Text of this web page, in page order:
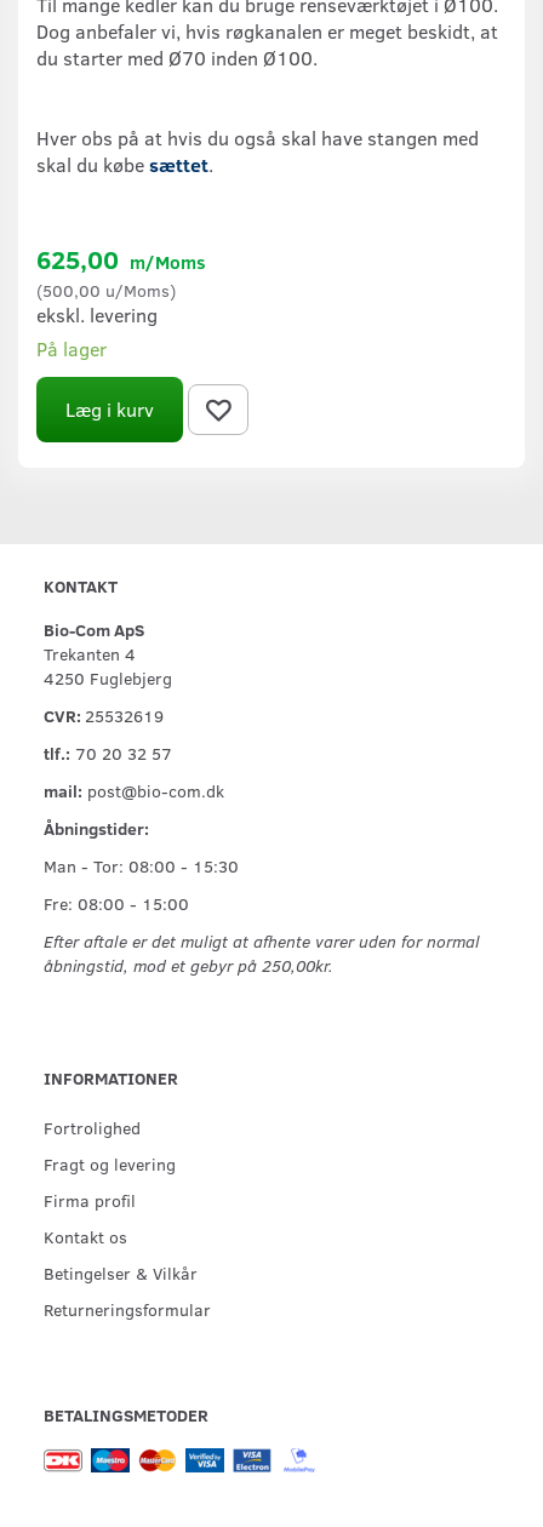
Dog anbefaler vi, hvis røgkanalen er meget beskidt, at
du starter med Ø70 inden Ø100.
Hver obs på at hvis du også skal have stangen med
skal du købesættet.
625,00 m/Moms
(500,00 u/Moms)
ekskl. levering
På lager
Læg i kurv
KONTAKT
Bio-Com ApS
Trekanten 4
4250 Fuglebjerg
CVR: 25532619
tlf.: 70 20 32 57
mail: post@bio-com.dk
Åbningstider:
Man - Tor: 08:00 - 15:30
Fre: 08:00 - 15:00
Efter aftale er det muligt at afhente varer uden for normal
åbningstid, mod et gebyr på 250,00kr.
INFORMATIONER
Fortrolighed
Fragt og levering
Firma profil
Kontakt os
Betingelser & Vilkår
Returneringsformular
BETALINGSMETODER